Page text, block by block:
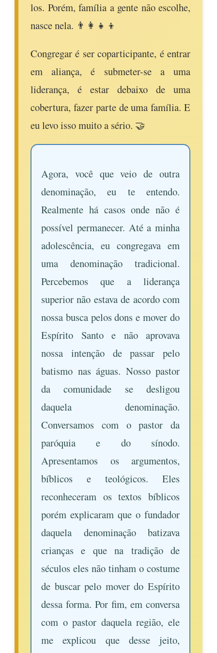
los. Porém, família a gente não escolhe,
nasce nela. 👨‍👩‍👧‍👦
Congregar é ser coparticipante, é entrar
em aliança, é submeter-se a uma
liderança, é estar debaixo de uma
cobertura, fazer parte de uma família. E
eu levo isso muito a sério. 🤝
Agora, você que veio de outra
denominação, eu te entendo.
Realmente há casos onde não é
possível permanecer. Até a minha
adolescência, eu congregava em
uma denominação tradicional.
Percebemos que a liderança
superior não estava de acordo com
nossa busca pelos dons e mover do
Espírito Santo e não aprovava
nossa intenção de passar pelo
batismo nas águas. Nosso pastor
da comunidade se desligou
daquela denominação.
Conversamos com o pastor da
paróquia e do sínodo.
Apresentamos os argumentos,
bíblicos e teológicos. Eles
reconheceram os textos bíblicos
porém explicaram que o fundador
daquela denominação batizava
crianças e que na tradição de
séculos eles não tinham o costume
de buscar pelo mover do Espírito
dessa forma. Por fim, em conversa
com o pastor daquela região, ele
me explicou que desse jeito,